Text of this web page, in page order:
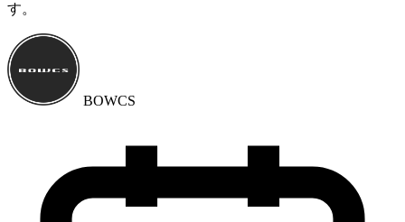
す。
BOWCS